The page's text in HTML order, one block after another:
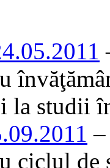
la studii
ciclul